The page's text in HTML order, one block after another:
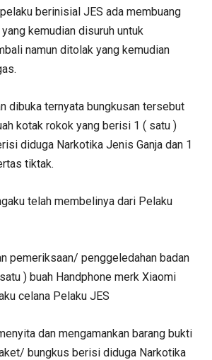
berinisial JES ada membuang
kemudian disuruh untuk
namun ditolak yang kemudian
dibuka ternyata bungkusan tersebut
kotak rokok yang berisi 1 ( satu )
diduga Narkotika Jenis Ganja dan 1
tiktak.
telah membelinya dari Pelaku
pemeriksaan/ penggeledahan badan
) buah Handphone merk Xiaomi
celana Pelaku JES
dan mengamankan barang bukti
bungkus berisi diduga Narkotika